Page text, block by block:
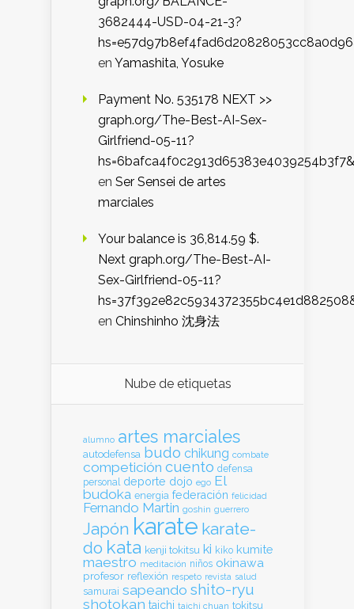
3682444-USD-04-21-3?
en Yamashita, Yosuke
Payment No. 535178 NEXT >>
graph.org/The-Best-AI-Sex-
Girlfriend-05-11?
hs=6bafca4f0c2913d65383e4039254b3f7&
en Ser Sensei de artes
marciales
Your balance is 36,814.59 $.
Next graph.org/The-Best-AI-
Sex-Girlfriend-05-11?
en Chinshinho 沈身法
Nube de etiquetas
alumno artes marciales
autodefensa budo chikung combate
competición cuento defensa
personal deporte dojo ego El
budoka energia federación felicidad
Fernando Martin goshin guerrero
Japón karate karate-
do kata kenji tokitsu ki kiko kumite
maestro meditación niños okinawa
profesor reflexión respeto revista salud
samurai sapeando shito-ryu
shotokan taichi taichi chuan tokitsu